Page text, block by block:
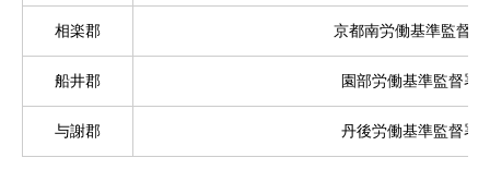
相楽郡 京都南労働基準監督署
船井郡 園部労働基準監督署
与謝郡 丹後労働基準監督署